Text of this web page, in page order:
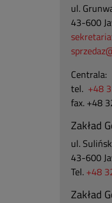
ul.
43-600
Centrala:
tel. +48
fax. +48
Zakład
ul.
43-600
Tel. +48
Zakład